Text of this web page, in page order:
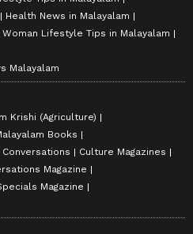
Health News in Malayalam
Woman Lifestyle Tips in Malayalam
Malayalam
Krishi (Agriculture)
Books
Conversations
Culture Magazines
Magazine
Magazine